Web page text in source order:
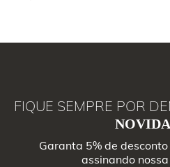
FIQUE SEMPRE POR
Garanta 5% de
assinando